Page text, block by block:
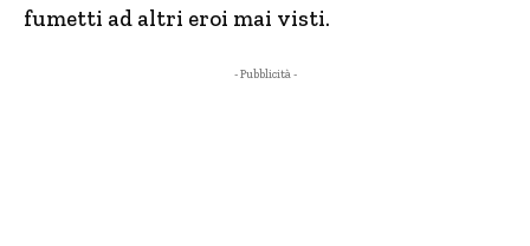
fumetti ad altri eroi mai visti.
- Pubblicità -